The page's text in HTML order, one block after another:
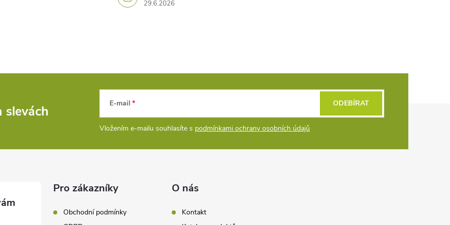
29.6.2026
slevách E-mail
Vložením e-mailu souhlasíte s podmínkami ochrany osobních údajů
ODEBÍRAT
Pro zákazníky
Obchodní podmínky
O nás
Kontakt